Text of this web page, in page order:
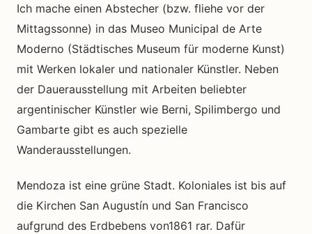
Ich mache einen Abstecher (bzw. fliehe vor der
Mittagssonne) in das Museo Municipal de Arte
Moderno (Städtisches Museum für moderne Kunst)
mit Werken lokaler und nationaler Künstler. Neben
der Dauerausstellung mit Arbeiten beliebter
argentinischer Künstler wie Berni, Spilimbergo und
Gambarte gibt es auch spezielle
Wanderausstellungen.
Mendoza ist eine grüne Stadt. Koloniales ist bis auf
die Kirchen San Augustín und San Francisco
aufgrund des Erdbebens von1861 rar. Dafür